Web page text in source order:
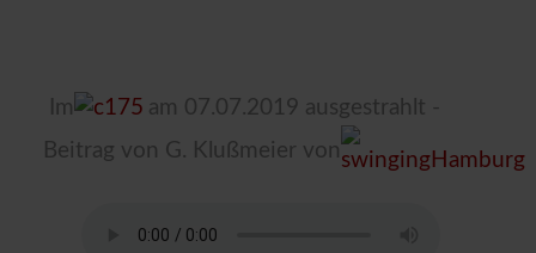
Im
am 07.07.2019 ausgestrahlt -
Beitrag von G. Klußmeier von